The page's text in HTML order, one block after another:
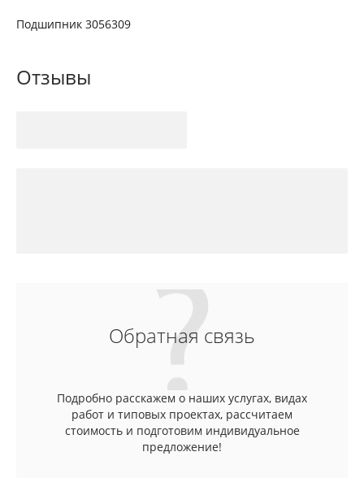
Подшипник 3056309
Отзывы
Обратная связь
Подробно расскажем о наших услугах, видах
работ и типовых проектах, рассчитаем
стоимость и подготовим индивидуальное
предложение!